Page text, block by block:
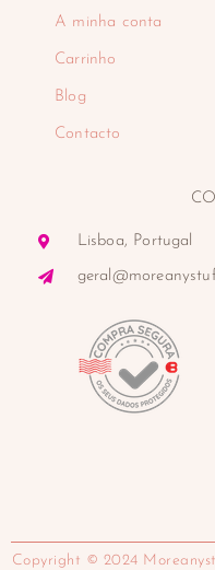
A minha conta
Carrinho
Blog
Contacto
Lisboa, Portugal
Copyright © 2024